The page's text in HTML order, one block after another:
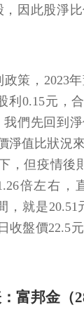
因此股淨
策，2023
利0.15元，
們先回到
淨值比狀況
，但疫情後
倍左右，
，就是20.51
收盤價22.5
富邦金（